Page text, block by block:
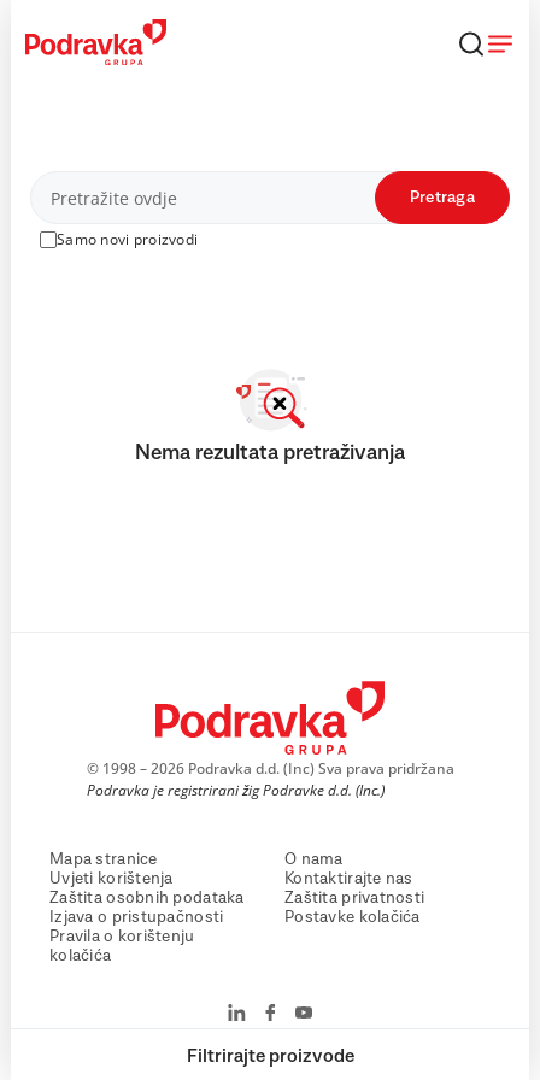
content
Proizvodi
Samo novi proizvodi
Pretraga
Filtrirajte proizvode
Nema rezultata pretraživanja
© 1998 – 2026 Podravka d.d. (Inc) Sva prava pridržana
Podravka je registrirani žig Podravke d.d. (Inc.)
Mapa stranice
Uvjeti korištenja
Zaštita osobnih podataka
Izjava o pristupačnosti
Pravila o korištenju
kolačića
O nama
Kontaktirajte nas
Zaštita privatnosti
Postavke kolačića